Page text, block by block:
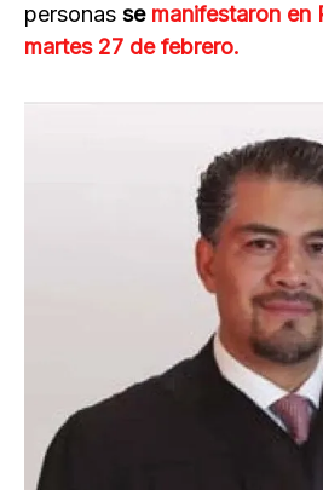
personas semanifestaron en
martes 27 de febrero.